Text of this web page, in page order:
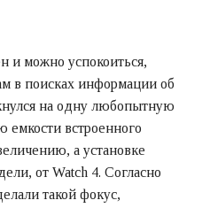
и можно успокоиться,
в поисках информации об
на одну любопытную
встроенного
а установке
от Watch 4. Согласно
такой фокус,